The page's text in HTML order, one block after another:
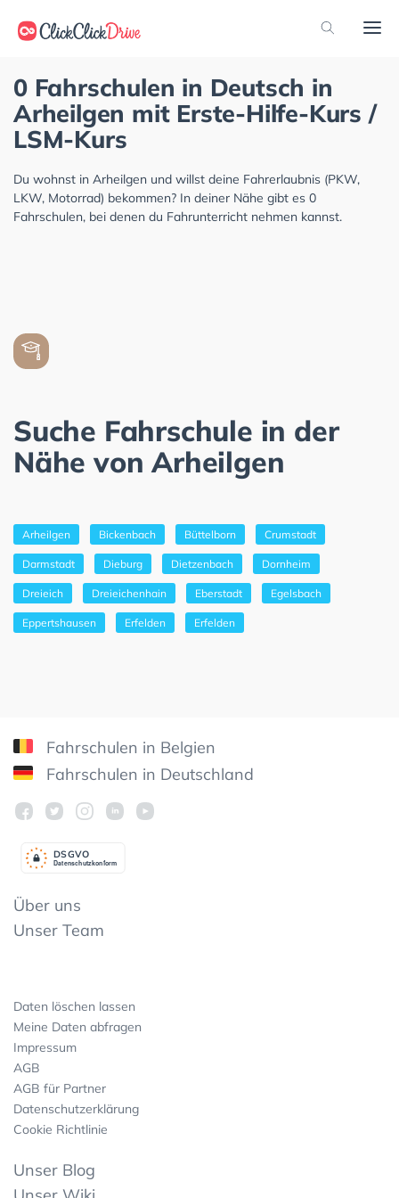
0 Fahrschulen in Deutsch in
Arheilgen mit Erste-Hilfe-Kurs /
LSM-Kurs
Du wohnst in Arheilgen und willst deine Fahrerlaubnis (PKW,
LKW, Motorrad) bekommen? In deiner Nähe gibt es 0
Fahrschulen, bei denen du Fahrunterricht nehmen kannst.
Suche Fahrschule in der
Nähe von Arheilgen
Arheilgen Bickenbach Büttelborn Crumstadt
Darmstadt Dieburg Dietzenbach Dornheim
Dreieich Dreieichenhain Eberstadt Egelsbach
Eppertshausen Erfelden Erfelden
Fahrschulen in Belgien
Fahrschulen in Deutschland
Datenschutzkonform
DSGVO
Über uns
Unser Team
Daten löschen lassen
Meine Daten abfragen
Impressum
AGB
AGB für Partner
Datenschutzerklärung
Cookie Richtlinie
Unser Blog